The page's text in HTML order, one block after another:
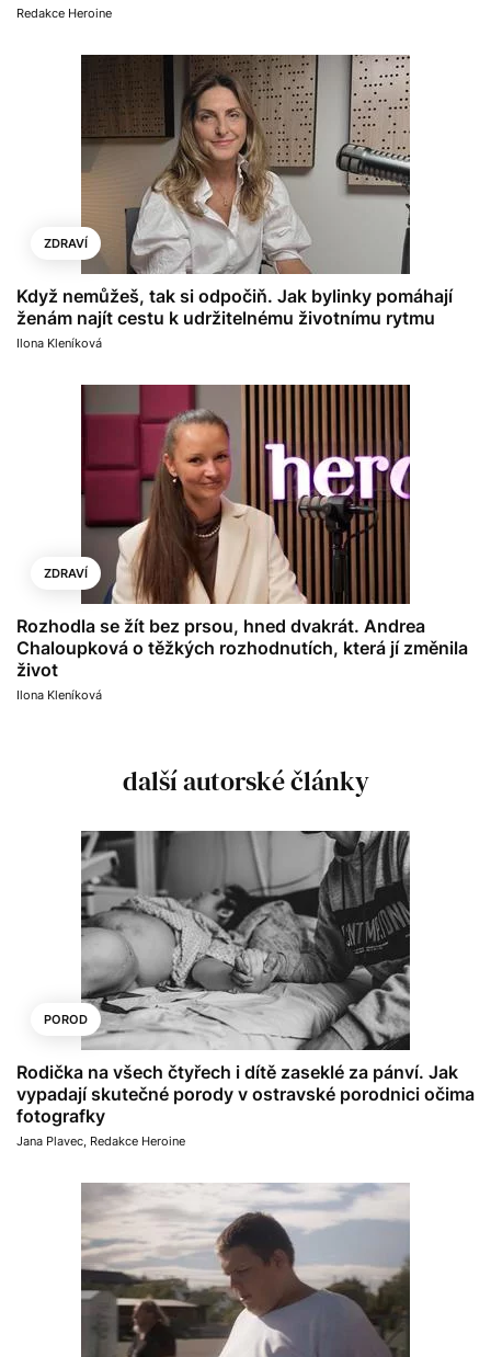
Redakce Heroine
ZDRAVÍ
Když nemůžeš, tak si odpočiň. Jak bylinky pomáhají
ženám najít cestu k udržitelnému životnímu rytmu
Ilona Kleníková
ZDRAVÍ
Rozhodla se žít bez prsou, hned dvakrát. Andrea
Chaloupková o těžkých rozhodnutích, která jí změnila
život
Ilona Kleníková
další autorské články
POROD
Rodička na všech čtyřech i dítě zaseklé za pánví. Jak
vypadají skutečné porody v ostravské porodnici očima
fotografky
Jana Plavec Redakce Heroine